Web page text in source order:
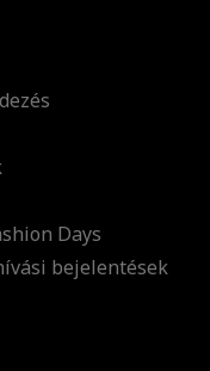
Days
bejelentések